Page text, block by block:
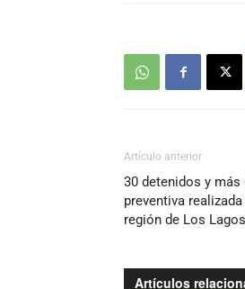
Artículo anterior
30 detenidos y
preventiva
región de Los Lagos
Artículos